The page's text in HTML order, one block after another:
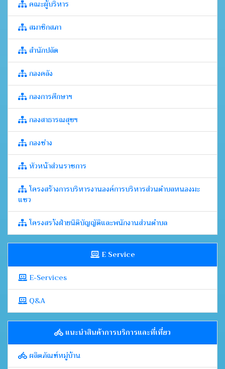
คณะผู้บริหาร
สมาชิกสภา
สำนักปลัด
กองคลัง
กองการศึกษาฯ
กองสาธารณสุขฯ
กองช่าง
หัวหน้าส่วนราชการ
โครงสร้างการบริหารงานองค์การบริหารส่วนตำบลหนองมะ
แซว
โครงสรา้งฝ่ายนิติบัญญัติและพนักงานส่วนตำบล
E Service
E-Services
Q&A
แนะนำสินค้าการบริการและที่เที่ยว
ผลิตภัณฑ์หมู่บ้าน